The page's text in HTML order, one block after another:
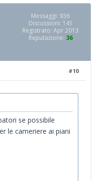
Messaggi: 936
Discussioni: 141
Registrato: Apr 2013
Reputazione: 36
#10
se possibile
le cameriere ai piani